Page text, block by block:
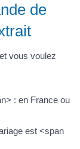
de
vous voulez
: en France ou
est <span